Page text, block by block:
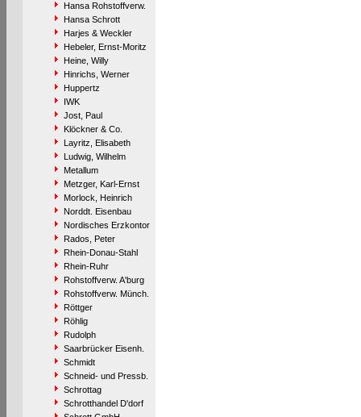
Hansa Rohstoffverw.
Hansa Schrott
Harjes & Weckler
Hebeler, Ernst-Moritz
Heine, Willy
Hinrichs, Werner
Huppertz
IWK
Jost, Paul
Klöckner & Co.
Layritz, Elisabeth
Ludwig, Wilhelm
Metallum
Metzger, Karl-Ernst
Morlock, Heinrich
Norddt. Eisenbau
Nordisches Erzkontor
Rados, Peter
Rhein-Donau-Stahl
Rhein-Ruhr
Rohstoffverw. A'burg
Rohstoffverw. Münch.
Röttger
Röhlig
Rudolph
Saarbrücker Eisenh.
Schmidt
Schneid- und Pressb.
Schrottag
Schrotthandel D'dorf